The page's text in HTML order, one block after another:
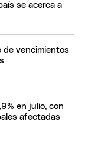
se acerca a
de vencimientos
en julio, con
afectadas